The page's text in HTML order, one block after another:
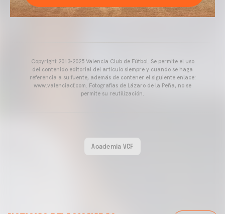
Copyright 2013-2025 Valencia Club de Fútbol. Se permite el uso
del contenido editorial del artículo siempre y cuando se haga
referencia a su fuente, además de contener el siguiente enlace:
www.valenciacf.com. Fotografías de Lázaro de la Peña, no se
permite su reutilización.
Academia VCF